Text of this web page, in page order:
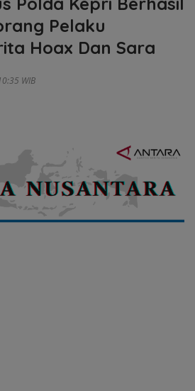
Pelaku
Hoax Dan Sara
WIB